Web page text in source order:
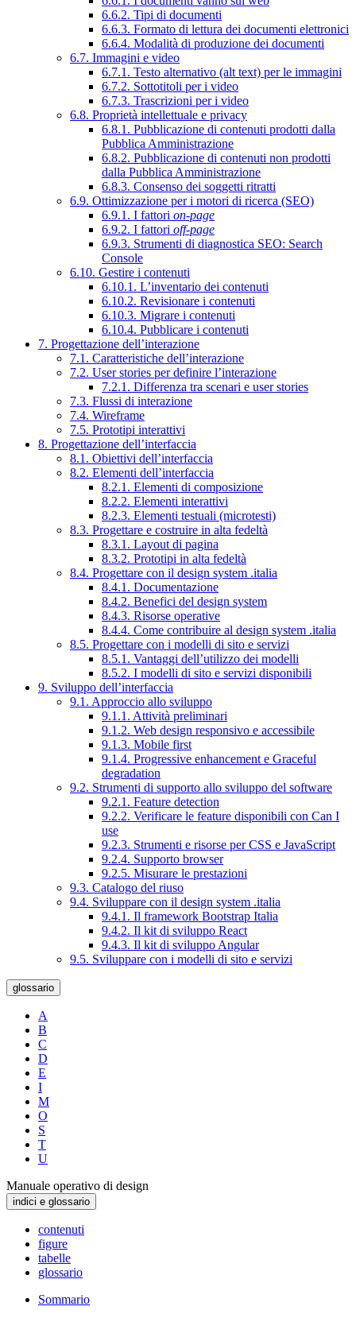
6.6.2. Tipi di documenti
6.6.3. Formato di lettura dei documenti elettronici
6.6.4. Modalità di produzione dei documenti
6.7. Immagini e video
6.7.1. Testo alternativo (alt text) per le immagini
6.7.2. Sottotitoli per i video
6.7.3. Trascrizioni per i video
6.8. Proprietà intellettuale e privacy
6.8.1. Pubblicazione di contenuti prodotti dalla
Pubblica Amministrazione
6.8.2. Pubblicazione di contenuti non prodotti
dalla Pubblica Amministrazione
6.8.3. Consenso dei soggetti ritratti
6.9. Ottimizzazione per i motori di ricerca (SEO)
6.9.1. I fattori on-page
6.9.2. I fattori off-page
6.9.3. Strumenti di diagnostica SEO: Search
Console
6.10. Gestire i contenuti
6.10.1. L’inventario dei contenuti
6.10.2. Revisionare i contenuti
6.10.3. Migrare i contenuti
6.10.4. Pubblicare i contenuti
7. Progettazione dell’interazione
7.1. Caratteristiche dell’interazione
7.2. User stories per definire l’interazione
7.2.1. Differenza tra scenari e user stories
7.3. Flussi di interazione
7.4. Wireframe
7.5. Prototipi interattivi
8. Progettazione dell’interfaccia
8.1. Obiettivi dell’interfaccia
8.2. Elementi dell’interfaccia
8.2.1. Elementi di composizione
8.2.2. Elementi interattivi
8.2.3. Elementi testuali (microtesti)
8.3. Progettare e costruire in alta fedeltà
8.3.1. Layout di pagina
8.3.2. Prototipi in alta fedeltà
8.4. Progettare con il design system .italia
8.4.1. Documentazione
8.4.2. Benefici del design system
8.4.3. Risorse operative
8.4.4. Come contribuire al design system .italia
8.5. Progettare con i modelli di sito e servizi
8.5.1. Vantaggi dell’utilizzo dei modelli
8.5.2. I modelli di sito e servizi disponibili
9. Sviluppo dell’interfaccia
9.1. Approccio allo sviluppo
9.1.1. Attività preliminari
9.1.2. Web design responsivo e accessibile
9.1.3. Mobile first
9.1.4. Progressive enhancement e Graceful
degradation
9.2. Strumenti di supporto allo sviluppo del software
9.2.1. Feature detection
9.2.2. Verificare le feature disponibili con Can I
use
9.2.3. Strumenti e risorse per CSS e JavaScript
9.2.4. Supporto browser
9.2.5. Misurare le prestazioni
9.3. Catalogo del riuso
9.4. Sviluppare con il design system .italia
9.4.1. Il framework Bootstrap Italia
9.4.2. Il kit di sviluppo React
9.4.3. Il kit di sviluppo Angular
9.5. Sviluppare con i modelli di sito e servizi
glossario
A
B
C
D
E
I
M
O
S
T
U
Manuale operativo di design
indici e glossario
contenuti
figure
tabelle
glossario
Sommario